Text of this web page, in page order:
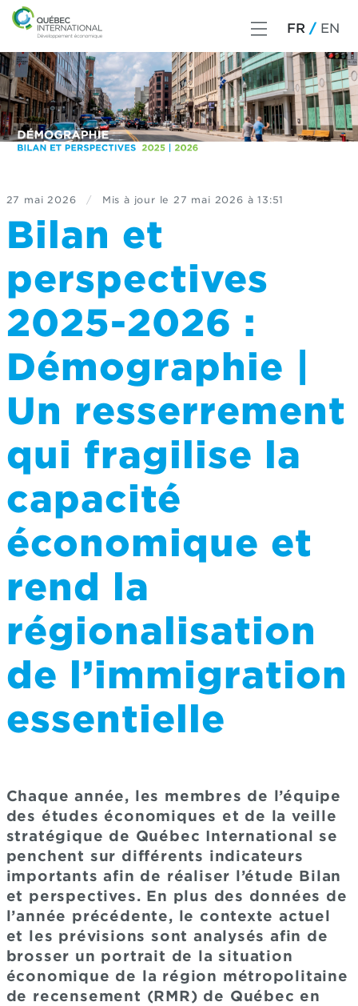
FR EN
27 mai 2026 / Mis à jour le 27 mai 2026 à 13:51
Bilan et
perspectives
2025-2026 :
Démographie |
Un resserrement
qui fragilise la
capacité
économique et
rend la
régionalisation
de l’immigration
essentielle
Chaque année, les membres de l’équipe
des études économiques et de la veille
stratégique de Québec International se
penchent sur différents indicateurs
importants afin de réaliser l’étude Bilan
et perspectives. En plus des données de
l’année précédente, le contexte actuel
et les prévisions sont analysés afin de
brosser un portrait de la situation
économique de la région métropolitaine
de recensement (RMR) de Québec en